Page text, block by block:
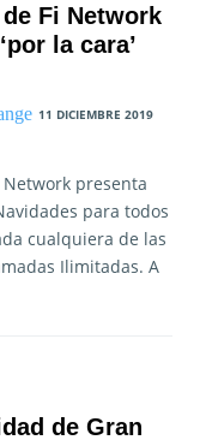
Fi Network
la cara’
11 DICIEMBRE 2019
presenta
para todos
cualquiera de las
Ilimitadas. A
de Gran